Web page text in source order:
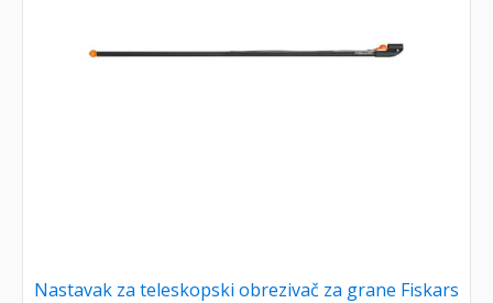
Nastavak za teleskopski obrezivač za grane Fiskars